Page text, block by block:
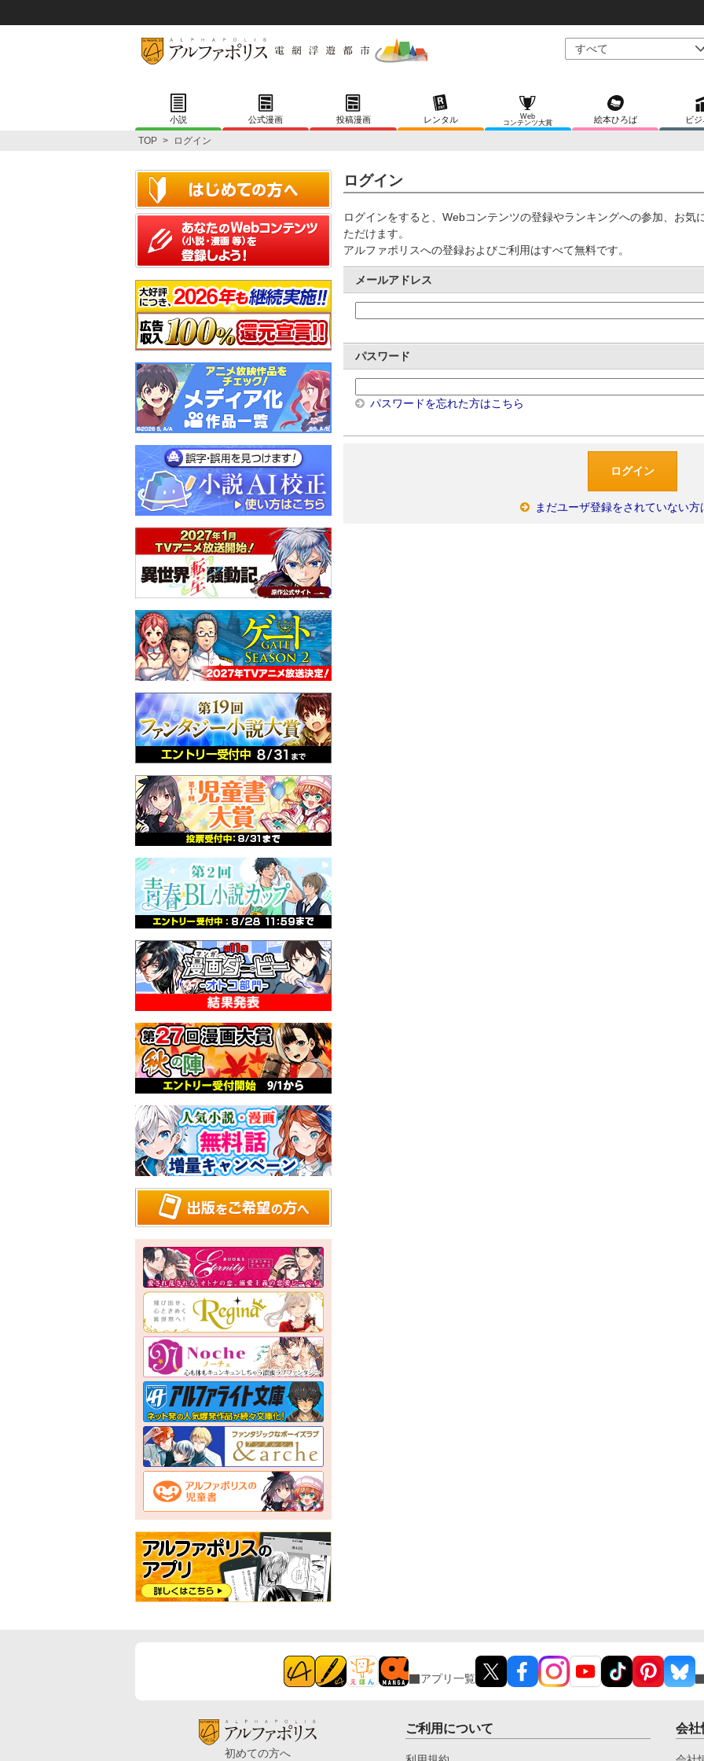
小説 公式漫画 投稿漫画 レンタル
Web
コンテンツ大賞
絵本ひろば ビ
TOP > ログイン
ログイン
ログインをすると、Webコンテンツの登録やランキングへの参加、お気
ただけます。
アルファポリスへの登録およびご利用はすべて無料です。
メールアドレス
パスワード
パスワードを忘れた方はこちら
まだユーザ登録をされていない方
アプリ一覧
初めての方へ
ご利用について 会社